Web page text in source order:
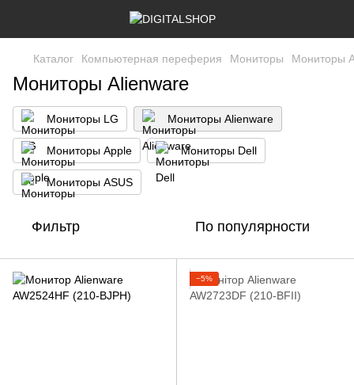
Каталог Компьютерная переферия Мониторы Мониторы
Мониторы Alienware
Мониторы LG Мониторы Alienware
Мониторы Apple Мониторы Dell
Мониторы ASUS
Фильтр По популярности
−5%